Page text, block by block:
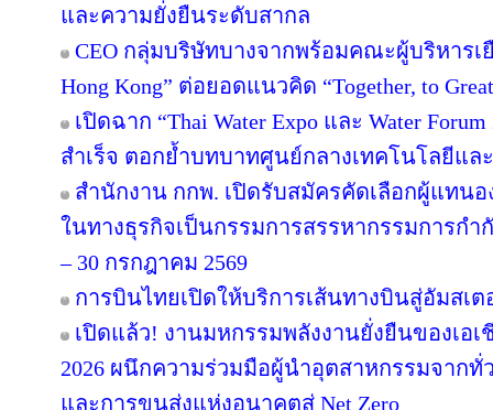
และความยั่งยืนระดับสากล
CEO กลุ่มบริษัทบางจากพร้อมคณะผู้บริหารเ
Hong Kong” ต่อยอดแนวคิด “Together, to
เปิดฉาก “Thai Water Expo และ Water
สำเร็จ ตอกย้ำบทบาทศูนย์กลางเทคโนโลยีแ
สำนักงาน กกพ. เปิดรับสมัครคัดเลือกผู้แทน
ในทางธุรกิจเป็นกรรมการสรรหากรรมการกำ
– 30 กรกฎาคม 2569
การบินไทยเปิดให้บริการเส้นทางบินสู่อัมสเต
เปิดแล้ว! งานมหกรรมพลังงานยั่งยืนของเอเชี
2026 ผนึกความร่วมมือผู้นำอุตสาหกรรมจาก
และการขนส่งแห่งอนาคตสู่ Net Zero